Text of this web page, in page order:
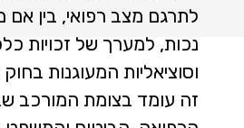
לתרגם מצב רפואי, בין אם
נכות, למערך של זכויות
וסוציאליות המעוגנות
זה עומד בצומת המורכב